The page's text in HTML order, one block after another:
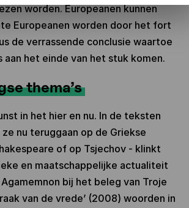
worden. Europeanen kunnen
Europeanen worden door het fort
de verrassende conclusie waartoe
het einde van het stuk komen.
thema’s
in het hier en nu. In de teksten
nu teruggaan op de Griekse
of op Tsjechov - klinkt
en maatschappelijke actualiteit
bij het beleg van Troje
van de vrede’ (2008) woorden in